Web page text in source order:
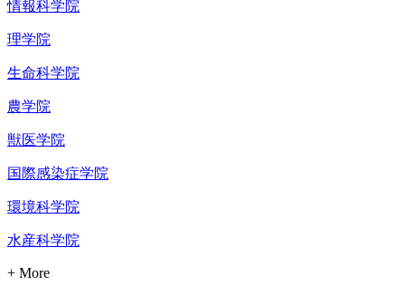
情報科学院
理学院
生命科学院
農学院
獣医学院
国際感染症学院
環境科学院
水産科学院
+ More